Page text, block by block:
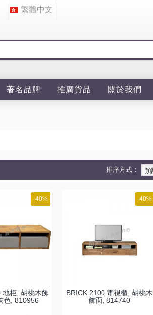
繁體中文
著名品牌 推廣貨品 關於我們
排序方式：
-40%
地柜, 胡桃木飾
色, 810956
-40%
BRICK 2100 電視櫃, 胡桃木
飾面, 814740